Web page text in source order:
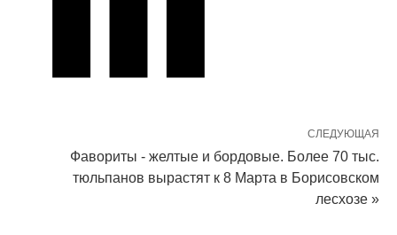
СЛЕДУЮЩАЯ
Фавориты - желтые и бордовые. Более 70 тыс.
тюльпанов вырастят к 8 Марта в Борисовском
лесхозе »